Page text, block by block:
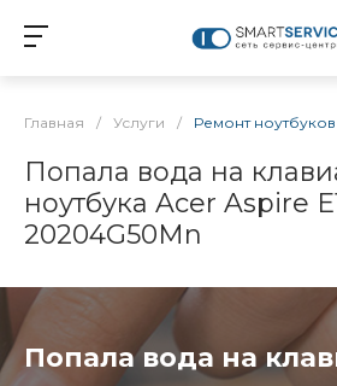
Главная / Услуги / Ремонт ноутбуков
Попала вода на
ноутбука Acer Aspire
20204G50Mn
Попала вода на